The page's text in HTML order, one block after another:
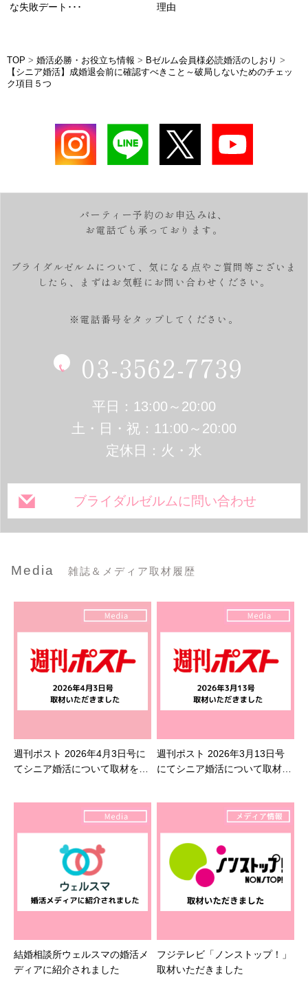
な失敗デート･･･
理由
TOP > 婚活必勝・お役立ち情報 > Bゼルム会員様必読婚活のしおり >
【シニア婚活】成婚退会前に確認すべきこと～破局しないためのチェッ
ク項目５つ
パーティー予約のお申込みは、
お電話でも承っております。
ブライダルゼルムについて、気になる点やご質問等ございま
したら、
まずはお気軽にお問い合わせください。
※電話番号をタップしてください。
03-3562-7739
平日：13:00～20:00
土・日・祝：11:00～20:00
定休日：火・水
ブライダルゼルムに問い合わせ
Media 雑誌＆メディア取材履歴
週刊ポスト 2026年4月3日号に
てシニア婚活について取材を受
週刊ポスト 2026年3月13日号
にてシニア婚活について取材を
結婚相談所ウェルスマの婚活メ
ディアに紹介されました
フジテレビ「ノンストップ！」
取材いただきました